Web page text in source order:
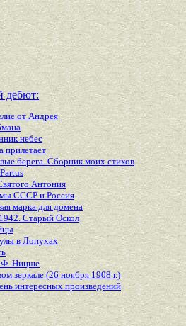
дебют:
от Андрея
небес
прилетает
берега. Сборник моих стихов
Антония
СССР и Россия
марка для домена
Старый Оскол
в Лопухах
Ницше
зеркале (26 ноября 1908 г.)
интересныхпроизведений